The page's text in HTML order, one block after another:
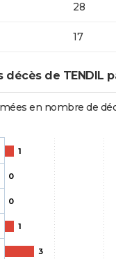
28
17
décès de TENDIL
en nombre de
1
0
0
1
3